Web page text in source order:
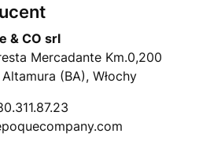
& CO srl
Mercadante Km.0,200
(BA), Włochy